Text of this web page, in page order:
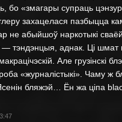
бо «змагары супраць
захацелася пазбыцца
не абыйшоў наркотыкі
— тэндэнцыя, аднак. Ці шмат
Але грузінскі
«журналістыкі». Чаму ж
бляжэй… Ён жа ціпа